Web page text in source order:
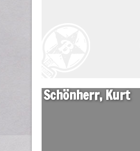
04 März
Schönherr, Kurt